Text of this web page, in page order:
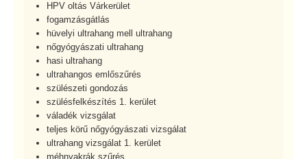
HPV oltás Várkerület
fogamzásgátlás
hüvelyi ultrahang mell ultrahang
nőgyógyászati ultrahang
hasi ultrahang
ultrahangos emlőszűrés
szülészeti gondozás
szülésfelkészítés 1. kerület
váladék vizsgálat
teljes körű nőgyógyászati vizsgálat
ultrahang vizsgálat 1. kerület
méhnyakrák szűrés